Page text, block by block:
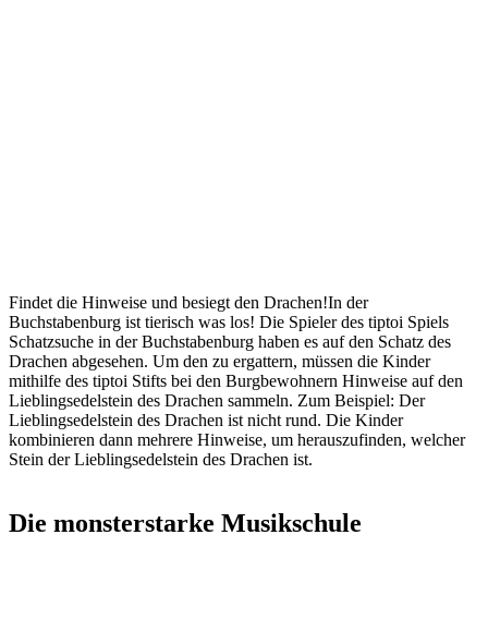
Findet die Hinweise und besiegt den Drachen!In der
Buchstabenburg ist tierisch was los! Die Spieler des tiptoi Spiels
Schatzsuche in der Buchstabenburg haben es auf den Schatz des
Drachen abgesehen. Um den zu ergattern, müssen die Kinder
mithilfe des tiptoi Stifts bei den Burgbewohnern Hinweise auf den
Lieblingsedelstein des Drachen sammeln. Zum Beispiel: Der
Lieblingsedelstein des Drachen ist nicht rund. Die Kinder
kombinieren dann mehrere Hinweise, um herauszufinden, welcher
Stein der Lieblingsedelstein des Drachen ist.
Die monsterstarke Musikschule